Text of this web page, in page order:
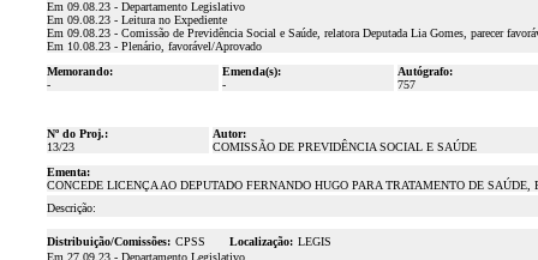
Em 09.08.23 - Departamento Legislativo
Em 09.08.23 - Leitura no Expediente
Em 09.08.23 - Comissão de Previdência Social e Saúde, relatora Deputada Lia Gomes, parecer
Em 10.08.23 - Plenário, favorável/Aprovado
Memorando:
-
Emenda(s):
-
Autógrafo:
757
Nº do Proj.:
13/23
Autor:
COMISSÃO DE PREVIDÊNCIA SOCIAL E SAÚDE
Ementa:
CONCEDE LICENÇA AO DEPUTADO FERNANDO HUGO PARA TRATAMENTO DE
Descrição:
Distribuição/Comissões: CPSS Localização: LEGIS
Em 27.09.23 - Departamento Legislativo